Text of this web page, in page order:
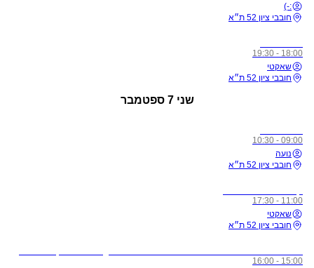
:-)
חובבי ציון 52 ת״א
18:00 - 19:30
שאקטי
חובבי ציון 52 ת״א
שני 7 ספטמבר
09:00 - 10:30
נועה
חובבי ציון 52 ת״א
11:00 - 17:30
שאקטי
חובבי ציון 52 ת״א
15:00 - 16:00